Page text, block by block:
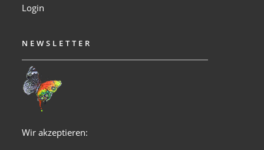
Login
NEWSLETTER
Wir akzeptieren: